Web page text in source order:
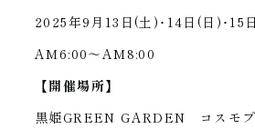
2025年9月13日(土)･14日(日)･15
AM6:00～AM8:00
【開催場所】
黒姫GREEN GARDEN コスモプ